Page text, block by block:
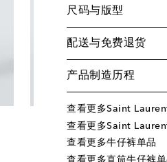
尺码与版型
配送与免费退货
产品制造历程
查看更多Saint
查看更多Saint
查看更多牛仔裤单品
查看更多直筒牛仔裤单